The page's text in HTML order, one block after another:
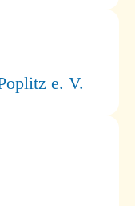
e. V.